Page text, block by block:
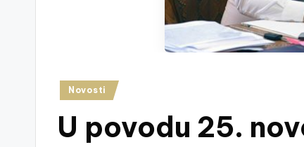
Posted
Novosti
U povodu 25.